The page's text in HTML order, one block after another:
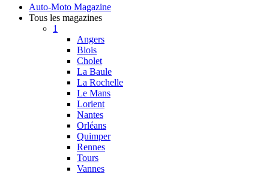
Auto-Moto Magazine
Tous les magazines
1
Angers
Blois
Cholet
La Baule
La Rochelle
Le Mans
Lorient
Nantes
Orléans
Quimper
Rennes
Tours
Vannes